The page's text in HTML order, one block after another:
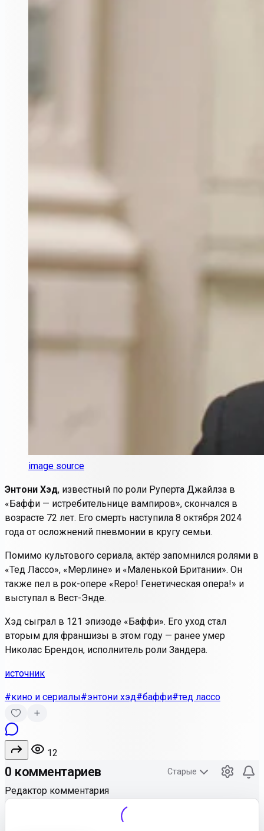
image source
Энтони Хэд, известный по роли Руперта Джайлза в
«Баффи — истребительнице вампиров», скончался в
возрасте 72 лет. Его смерть наступила 8 октября 2024
года от осложнений пневмонии в кругу семьи.
Помимо культового сериала, актёр запомнился ролями в
«Тед Лассо», «Мерлине» и «Маленькой Британии». Он
также пел в рок-опере «Repо! Генетическая опера!» и
выступал в Вест-Энде.
Хэд сыграл в 121 эпизоде «Баффи». Его уход стал
вторым для франшизы в этом году — ранее умер
Николас Брендон, исполнитель роли Зандера.
источник
#кино и сериалы#энтони хэд#баффи#тед лассо
12
0 комментариев Старые
Редактор комментария